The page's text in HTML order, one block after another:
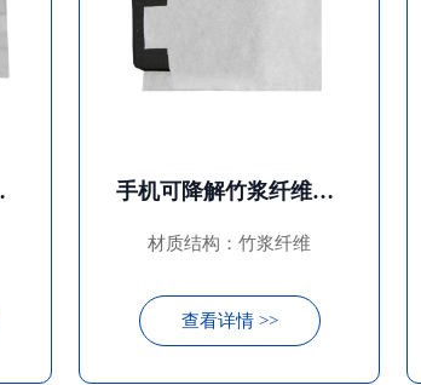
布袋 手机可降解竹浆纤维布袋
材质结构：竹浆纤维
查看详情 >>